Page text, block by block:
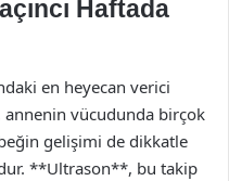
Haftada
en heyecan verici
vücudunda birçok
gelişimi de dikkatle
**Ultrason**, bu takip